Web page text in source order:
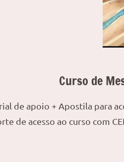
Curso de
de apoio + Apostila para
de acesso ao curso com